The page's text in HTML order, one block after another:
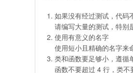
如果没有经过测试，代码
请编写大量的测试，特别
使用有意义的名字
使用短小且精确的名字来
类和函数要足够小，遵循
函数不要超过 4 行，类不